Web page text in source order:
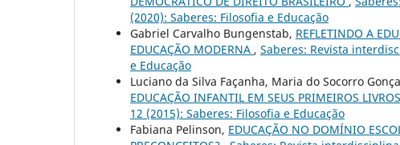
(2020): Saberes: Filosofia e Educação
Gabriel Carvalho Bungenstab, REFLETINDO A
EDUCAÇÃO MODERNA , Saberes: Revista
e Educação
Luciano da Silva Façanha, Maria do Socorro
EDUCAÇÃO INFANTIL EM SEUS PRIMEIROS LIVROS
12 (2015): Saberes: Filosofia e Educação
Fabiana Pelinson, EDUCAÇÃO NO DOMÍNIO